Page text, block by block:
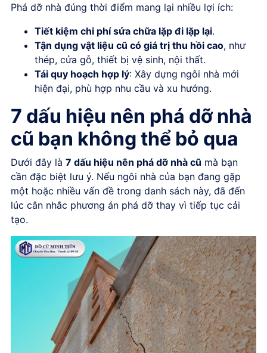
Phá dỡ nhà đúng thời điểm mang lại nhiều lợi ích:
Tiết kiệm chi phí sửa chữa lặp đi lặp lại.
Tận dụng vật liệu cũ có giá trị thu hồi cao, như
thép, cửa gỗ, thiết bị vệ sinh, nội thất.
Tái quy hoạch hợp lý: Xây dựng ngôi nhà mới
hiện đại, phù hợp nhu cầu và xu hướng.
7 dấu hiệu nên phá dỡ nhà
cũ bạn không thể bỏ qua
Dưới đây là 7 dấu hiệu nên phá dỡ nhà cũ mà bạn
cần đặc biệt lưu ý. Nếu ngôi nhà của bạn đang gặp
một hoặc nhiều vấn đề trong danh sách này, đã đến
lúc cân nhắc phương án phá dỡ thay vì tiếp tục cải
tạo.